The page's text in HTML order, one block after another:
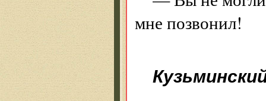
мне позвонил!